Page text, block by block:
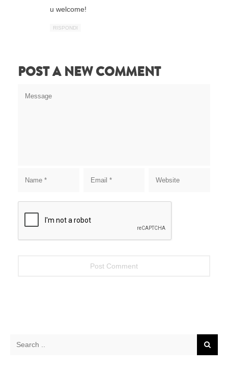
u welcome!
RISPONDI
POST A NEW COMMENT